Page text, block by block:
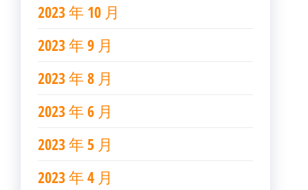
2023 年 10 月
2023 年 9 月
2023 年 8 月
2023 年 6 月
2023 年 5 月
2023 年 4 月